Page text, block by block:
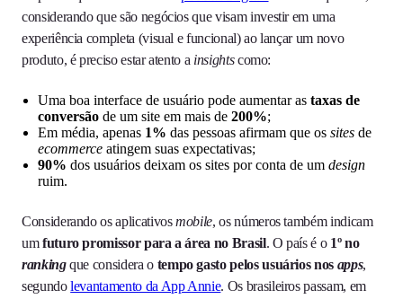
considerando que são negócios que visam investir em uma
experiência completa (visual e funcional) ao lançar um novo
produto, é preciso estar atento a insightscomo:
Uma boa interface de usuário pode aumentar as taxas de
conversão de um site em mais de 200%;
Em média, apenas 1% das pessoas afirmam que os sites de
ecommerce atingem suas expectativas;
90% dos usuários deixam os sites por conta de um design
ruim.
Considerando os aplicativosmobile, os números também indicam
umfuturo promissor para a área no Brasil. O país é o 1º no
rankingque considera o tempo gasto pelos usuários nos apps,
segundolevantamento da App Annie. Os brasileiros passam, em